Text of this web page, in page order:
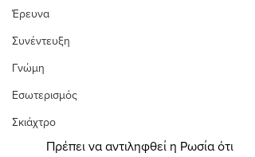
Έρευνα
Συνέντευξη
Γνώμη
Εσωτερισμός
Σκιάχτρο